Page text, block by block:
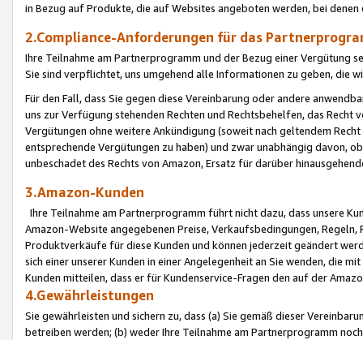
in Bezug auf Produkte, die auf Websites angeboten werden, bei
2.Compliance-Anforderungen für das
Ihre Teilnahme am Partnerprogramm und der Bezug einer Vergütung
Sie sind verpflichtet, uns umgehend alle Informationen zu geben, die
Für den Fall, dass Sie gegen diese Vereinbarung oder andere
uns zur Verfügung stehenden Rechten und Rechtsbehelfen, das
Vergütungen ohne weitere Ankündigung (soweit nach geltendem
entsprechende Vergütungen zu haben) und zwar unabhängig davon,
unbeschadet des Rechts von Amazon, Ersatz für darüber
3.Amazon-Kunden
Ihre Teilnahme am Partnerprogramm führt nicht dazu, dass unsere
Amazon-Website angegebenen Preise, Verkaufsbedingungen,
Produktverkäufe für diese Kunden und können jederzeit geändert
sich einer unserer Kunden in einer Angelegenheit an Sie wenden, die
Kunden mitteilen, dass er für Kundenservice-Fragen den auf der
4.Gewährleistungen
Sie gewährleisten und sichern zu, dass (a) Sie gemäß dieser
betreiben werden; (b) weder Ihre Teilnahme am Partnerprogramm